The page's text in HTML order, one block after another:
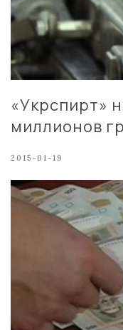
«Укрспирт»
миллионов
2015-01-19